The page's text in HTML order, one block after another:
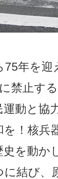
年を
禁止す
動と協
！核兵
を動か
結び、